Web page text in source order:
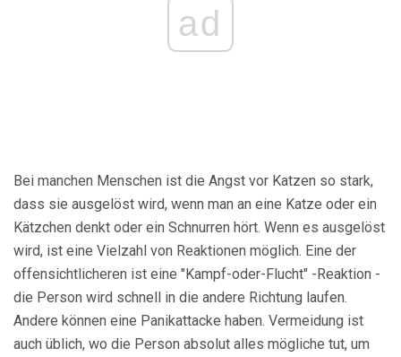
ad
Bei manchen Menschen ist die Angst vor Katzen so stark,
dass sie ausgelöst wird, wenn man an eine Katze oder ein
Kätzchen denkt oder ein Schnurren hört. Wenn es ausgelöst
wird, ist eine Vielzahl von Reaktionen möglich. Eine der
offensichtlicheren ist eine "Kampf-oder-Flucht" -Reaktion -
die Person wird schnell in die andere Richtung laufen.
Andere können eine Panikattacke haben. Vermeidung ist
auch üblich, wo die Person absolut alles mögliche tut, um